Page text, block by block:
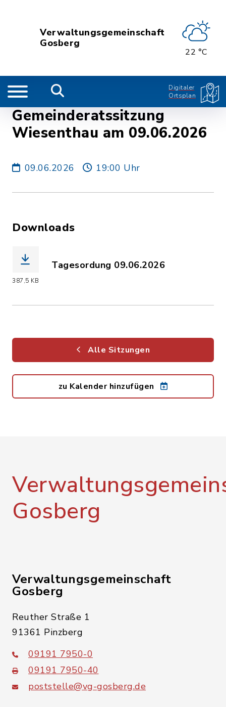
Verwaltungsgemeinschaft
Gosberg
22 °C
Digitaler
Ortsplan
Gemeinderatssitzung
Wiesenthau am 09.06.2026
09.06.2026 19:00 Uhr
Downloads
387,5 KB
Tagesordung 09.06.2026
Alle Sitzungen
zu Kalender hinzufügen
Gosberg
Verwaltungsgemeinschaft
Gosberg
Reuther Straße 1
91361 Pinzberg
09191 7950-0
09191 7950-40
poststelle@vg-gosberg.de